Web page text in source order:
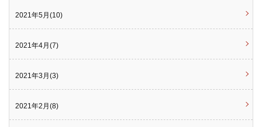
2021年5月(10)
2021年4月(7)
2021年3月(3)
2021年2月(8)